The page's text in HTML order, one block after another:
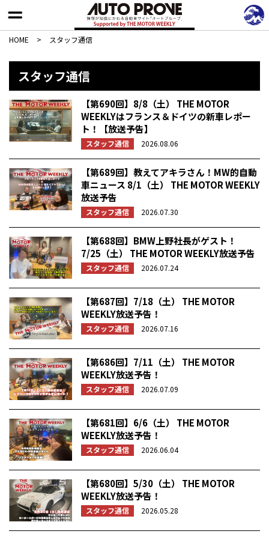
HOME > スタッフ通信
スタッフ通信
【第690回】8/8（土） THE MOTOR
WEEKLYはフランス＆ドイツの新車レポー
ト！【放送予告】
スタッフ通信 2026.08.06
【第689回】教えてアキラさん！MW的自動
車ニュース 8/1（土） THE MOTOR WEEKLY
放送予告
スタッフ通信 2026.07.30
【第688回】BMW上野社長がゲスト！
7/25（土） THE MOTOR WEEKLY放送予告
スタッフ通信 2026.07.24
【第687回】7/18（土） THE MOTOR
WEEKLY放送予告！
スタッフ通信 2026.07.16
【第686回】7/11（土） THE MOTOR
WEEKLY放送予告！
スタッフ通信 2026.07.09
【第681回】6/6（土） THE MOTOR
WEEKLY放送予告！
スタッフ通信 2026.06.04
【第680回】5/30（土） THE MOTOR
WEEKLY放送予告！
スタッフ通信 2026.05.28